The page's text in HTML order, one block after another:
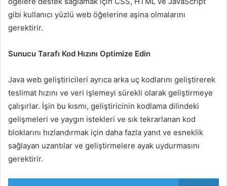
gibi kullanıcı yüzlü web öğelerine aşina olmalarını
gerektirir.
Sunucu Tarafı Kod Hızını Optimize Edin
Java web geliştiricileri ayrıca arka uç kodlarını geliştirerek
teslimat hızını ve veri işlemeyi sürekli olarak geliştirmeye
çalışırlar. İşin bu kısmı, geliştiricinin kodlama dilindeki
gelişmeleri ve yaygın istekleri ve sık tekrarlanan kod
bloklarını hızlandırmak için daha fazla yanıt ve esneklik
sağlayan uzantılar ve geliştirmelere ayak uydurmasını
gerektirir.